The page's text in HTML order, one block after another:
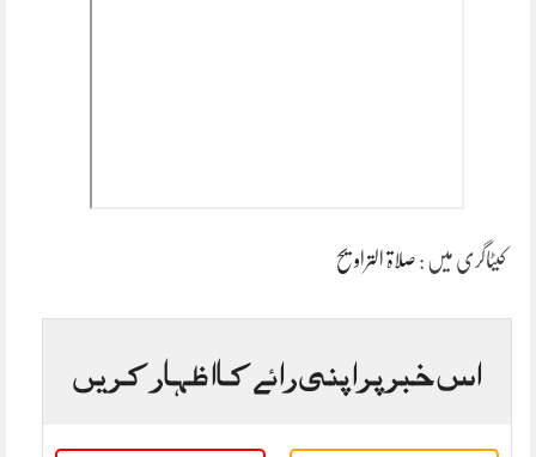
کیٹاگری میں : صلاۃ التراویح
اس خبر پر اپنی رائے کا اظہار کریں